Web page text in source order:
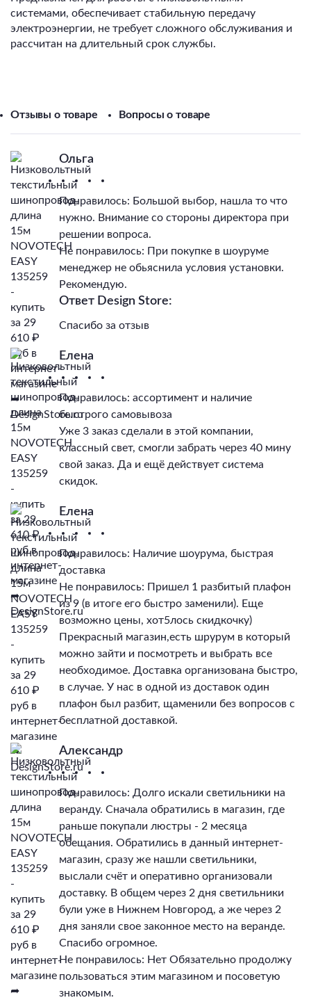
системами, обеспечивает стабильную передачу
электроэнергии, не требует сложного обслуживания и
рассчитан на длительный срок службы.
Отзывы о товаре Вопросы о товаре
Ольга
Понравилось: Большой выбор, нашла то что
нужно. Внимание со стороны директора при
решении вопроса.
Не понравилось: При покупке в шоуруме
менеджер не обьяснила условия установки.
Рекомендую.
Ответ Design Store:
Спасибо за отзыв
Елена
Понравилось: ассортимент и наличие
быстрого самовывоза
Уже 3 заказ сделали в этой компании,
классный свет, смогли забрать через 40 мину
свой заказ. Да и ещё действует система
скидок.
Елена
Понравилось: Наличие шоурума, быстрая
доставка
Не понравилось: Пришел 1 разбитый плафон
из 9 (в итоге его быстро заменили). Еще
возможно цены, хот5лось скидкочку)
Прекрасный магазин,есть шрурум в который
можно зайти и посмотреть и выбрать все
необходимое. Доставка организована быстро,
в случае. У нас в одной из доставок один
плафон был разбит, щаменили без вопросов с
бесплатной доставкой.
Александр
Понравилось: Долго искали светильники на
веранду. Сначала обратились в магазин, где
раньше покупали люстры - 2 месяца
обещания. Обратились в данный интернет-
магазин, сразу же нашли светильники,
выслали счёт и оперативно организовали
доставку. В общем через 2 дня светильники
були уже в Нижнем Новгород, а же через 2
дня заняли свое законное место на веранде.
Спасибо огромное.
Не понравилось: Нет Обязательно продолжу
пользоваться этим магазином и посоветую
знакомым.